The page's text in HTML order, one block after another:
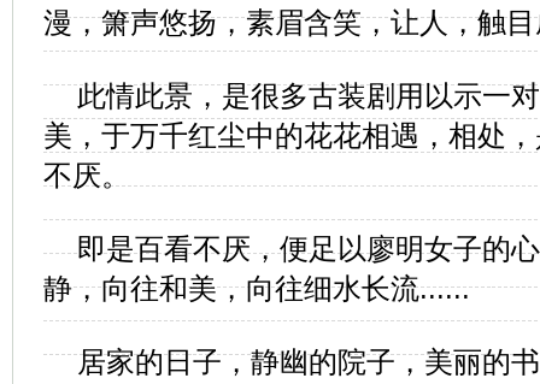
漫，箫声悠扬，素眉含笑，让人，触
此情此景，是很多古装剧用以示一
美，于万千红尘中的花花相遇，相处
不厌。
即是百看不厌，便足以廖明女子的
静，向往和美，向往细水长流......
居家的日子，静幽的院子，美丽的